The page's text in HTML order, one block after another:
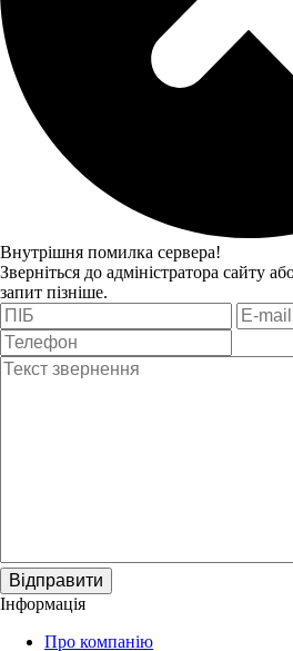
Внутрішня помилка сервера!
Зверніться до адміністратора сайту
запит пізніше.
Відправити
Інформація
Про компанію